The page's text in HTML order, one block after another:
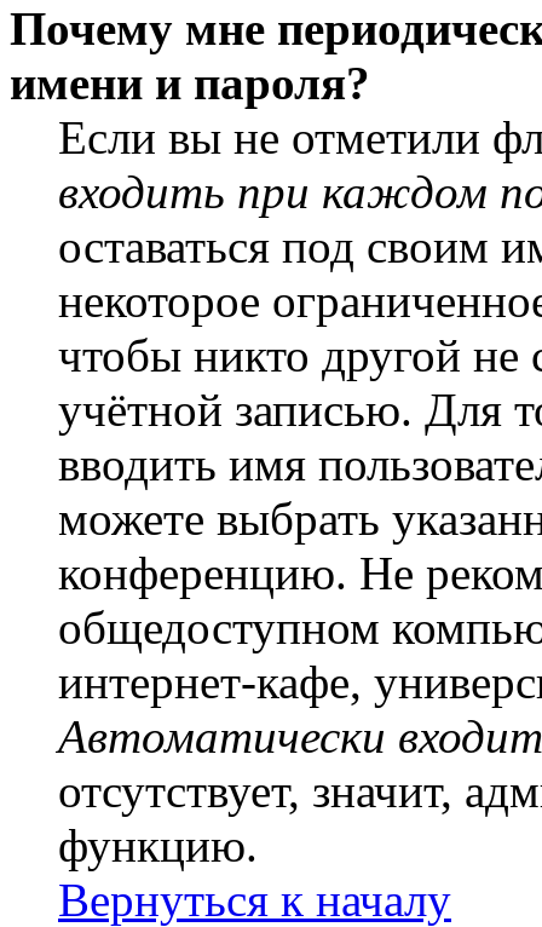
Почему мне
имени и пароля?
Если вы не отметили
входить при каждом
оставаться под своим
некоторое
чтобы никто другой не
учётной записью. Для
вводить имя
можете выбрать
конференцию. Не
общедоступном
интернет-кафе,
Автоматически
отсутствует, значит,
функцию.
Вернуться к началу